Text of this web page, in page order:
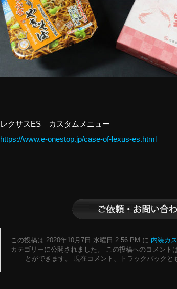
レクサスES カスタムメニュー
https://www.e-onestop.jp/case-of-lexus-es.html
この投稿は 2020年10月7日 水曜日 2:56 PM に 内装カ
カテゴリーに公開されました。 この投稿へのコメント
とができます。 現在コメント、トラックバックと